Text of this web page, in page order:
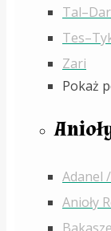
Zari
Pokaż
Adanel
Anioły